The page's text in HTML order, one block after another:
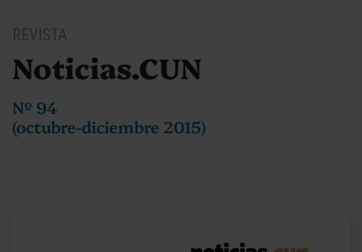
REVISTA
Noticias.CUN
Nº 94
(octubre-diciembre 2015)